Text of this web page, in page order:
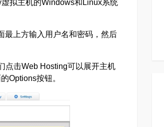
拟主机的Windows和Linux系统
最上方输入用户名和密码，然后
点击Web Hosting可以展开主机
Options按钮。